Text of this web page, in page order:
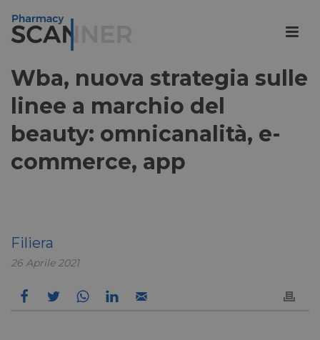
Wba, nuova strategia sulle
linee a marchio del
beauty: omnicanalità, e-
commerce, app
Filiera
26 Aprile 2021